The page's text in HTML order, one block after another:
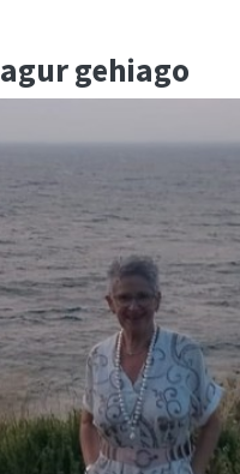
gehiago